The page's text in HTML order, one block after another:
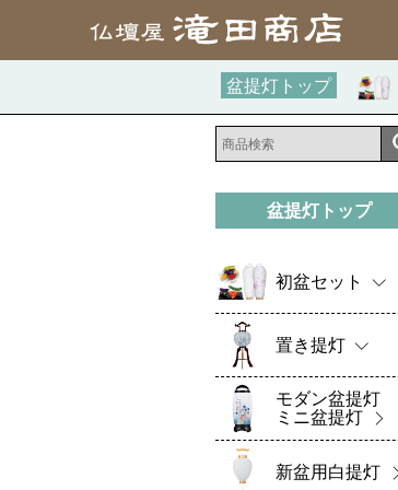
盆提灯トップ
盆提灯トップ
初盆セット
置き提灯
モダン盆提灯
ミニ盆提灯
新盆用白提灯